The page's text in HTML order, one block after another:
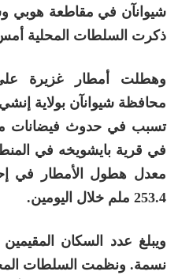
شيوانآن في مقاطعة
ذكرت السلطات المحلية أمس
وهطلت أمطار غزيرة
محافظة شيوانآن بولاية إنشي
تسبب في حدوث فيضانات
في قرية بايشويخه في
معدل هطول الأمطار في
253.4 ملم خلال اليومين.
نسمة. ونظمت السلطات